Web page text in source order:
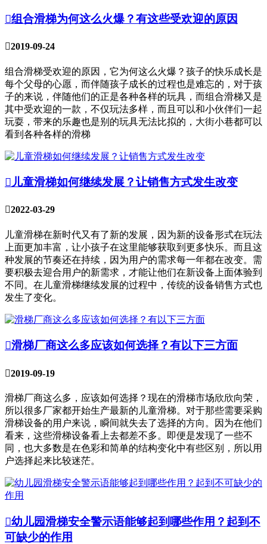
组合滑梯为何这么火爆？有这些受欢迎的原因
2019-09-24
组合滑梯受欢迎的原因，它为何这么火爆？孩子的快乐成长是
每个父母的心愿，而伴随孩子成长的过程也是难忘的，对于孩
子的来说，伴随他们的正是各种各样的玩具，而组合滑梯又是
其中受欢迎的一款，不仅玩法多样，而且可以和小伙伴们一起
玩耍，带来的乐趣也是别的玩具无法比拟的，大街小巷都可以
看到各种各样的滑梯
儿童滑梯如何继续发展？让销售方式发生改变
2022-03-29
儿童滑梯在新时代又有了新的发展，因为新的设备形式在玩法
上面更加丰富，让小孩子在这里能够获取到更多快乐。而且这
种发展的节奏还在持续，因为用户的需求每一年都在改变。需
要积极去迎合用户的新需求，才能让他们在新设备上面体验到
不同。在儿童滑梯继续发展的过程中，传统的设备销售方式也
发生了变化。
滑梯厂商这么多应该如何选择？有以下三方面
2019-09-19
滑梯厂商这么多，应该如何选择？现在的滑梯市场欣欣向荣，
所以很多厂家都开始生产最新的儿童滑梯。对于那些需要采购
滑梯设备的用户来说，瞬间就失去了选择的方向。因为在他们
看来，这些滑梯设备看上去都差不多。即便是发现了一些不
同，也大多数是在色彩和简单的结构变化中有些区别，所以用
户选择起来比较迷茫。
幼儿园滑梯安全警示语能够起到哪些作用？起到不
可缺少的作用